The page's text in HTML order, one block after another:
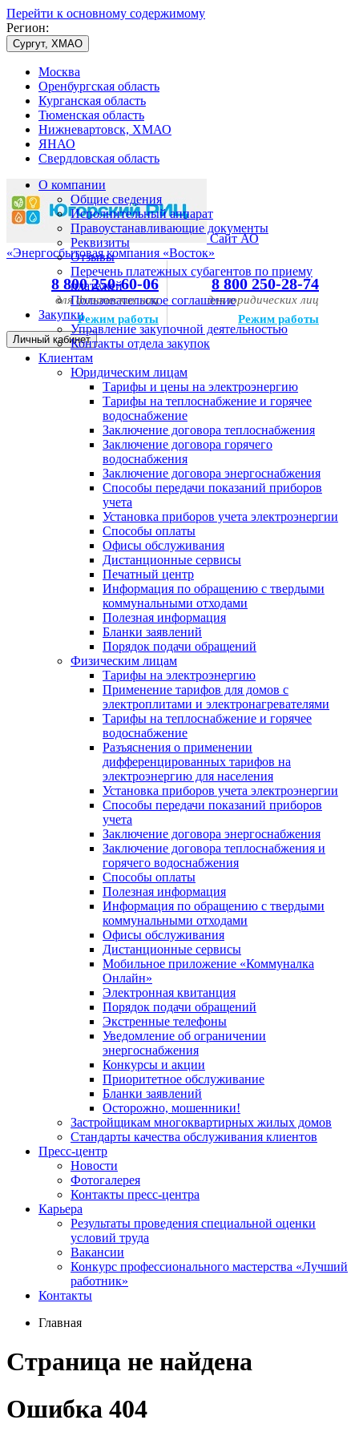
Перейти к основному содержимому
Регион:
Сургут, ХМАО
Москва
Оренбургская область
Курганская область
Тюменская область
Нижневартовск, ХМАО
ЯНАО
Свердловская область
Сайт АО
«Энергосбытовая компания «Восток»
8 800 250-60-06
для физических лиц
Режим работы
8 800 250-28-74
для юридических лиц
Режим работы
Личный кабинет
О компании
Общие сведения
Исполнительный аппарат
Правоустанавливающие документы
Реквизиты
Отзывы
Перечень платежных субагентов по приему
платежей
Пользовательское соглашение
Закупки
Управление закупочной деятельностью
Контакты отдела закупок
Клиентам
Юридическим лицам
Тарифы и цены на электроэнергию
Тарифы на теплоснабжение и горячее
водоснабжение
Заключение договора теплоснабжения
Заключение договора горячего
водоснабжения
Заключение договора энергоснабжения
Способы передачи показаний приборов
учета
Установка приборов учета электроэнергии
Способы оплаты
Офисы обслуживания
Дистанционные сервисы
Печатный центр
Информация по обращению с твердыми
коммунальными отходами
Полезная информация
Бланки заявлений
Порядок подачи обращений
Физическим лицам
Тарифы на электроэнергию
Применение тарифов для домов с
электроплитами и электронагревателями
Тарифы на теплоснабжение и горячее
водоснабжение
Разъяснения о применении
дифференцированных тарифов на
электроэнергию для населения
Установка приборов учета электроэнергии
Способы передачи показаний приборов
учета
Заключение договора энергоснабжения
Заключение договора теплоснабжения и
горячего водоснабжения
Способы оплаты
Полезная информация
Информация по обращению с твердыми
коммунальными отходами
Офисы обслуживания
Дистанционные сервисы
Мобильное приложение «Коммуналка
Онлайн»
Электронная квитанция
Порядок подачи обращений
Экстренные телефоны
Уведомление об ограничении
энергоснабжения
Конкурсы и акции
Приоритетное обслуживание
Бланки заявлений
Осторожно, мошенники!
Застройщикам многоквартирных жилых домов
Стандарты качества обслуживания клиентов
Пресс-центр
Новости
Фотогалерея
Контакты пресс-центра
Карьера
Результаты проведения специальной оценки
условий труда
Вакансии
Конкурс профессионального мастерства «Лучший
работник»
Контакты
Главная
Страница не найдена
Ошибка 404